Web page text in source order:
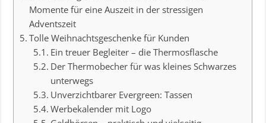
Momente für eine Auszeit in der stressigen
Adventszeit
Tolle Weihnachtsgeschenke für Kunden
Ein treuer Begleiter – die Thermosflasche
Der Thermobecher für was kleines Schwarzes
unterwegs
Unverzichtbarer Evergreen: Tassen
Werbekalender mit Logo